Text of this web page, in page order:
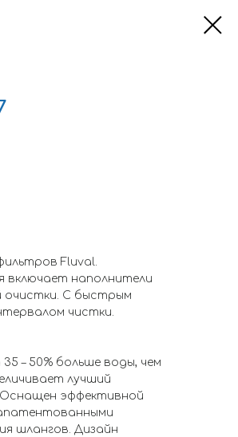
Fluval.
включает наполнители
очистки. С быстрым
чистки.
– 50% больше воды, чем
лучший
эффективной
шлангов. Дизайн